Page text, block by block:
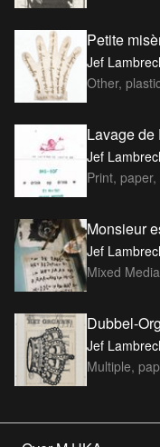
Petite
Jef
Other,
Lavage de
Jef
Print,
Monsieur
Jef
Mixed
Dubbel-
Jef
Multiple,